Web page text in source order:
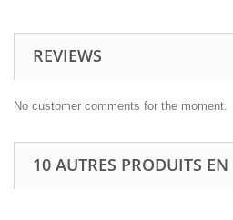
REVIEWS
No customer comments for the moment.
10 AUTRES PRODUITS